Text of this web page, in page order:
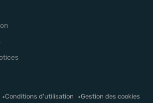
Conditions d'utilisation Gestion des cookies